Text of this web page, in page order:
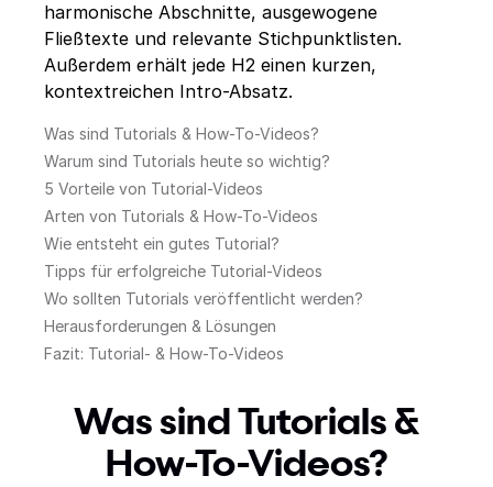
harmonische Abschnitte, ausgewogene
Fließtexte und relevante Stichpunktlisten.
Außerdem erhält jede H2 einen kurzen,
kontextreichen Intro-Absatz.
Was sind Tutorials & How-To-Videos?
Warum sind Tutorials heute so wichtig?
5 Vorteile von Tutorial-Videos
Arten von Tutorials & How-To-Videos
Wie entsteht ein gutes Tutorial?
Tipps für erfolgreiche Tutorial-Videos
Wo sollten Tutorials veröffentlicht werden?
Herausforderungen & Lösungen
Fazit: Tutorial- & How-To-Videos
Was sind Tutorials &
How-To-Videos?